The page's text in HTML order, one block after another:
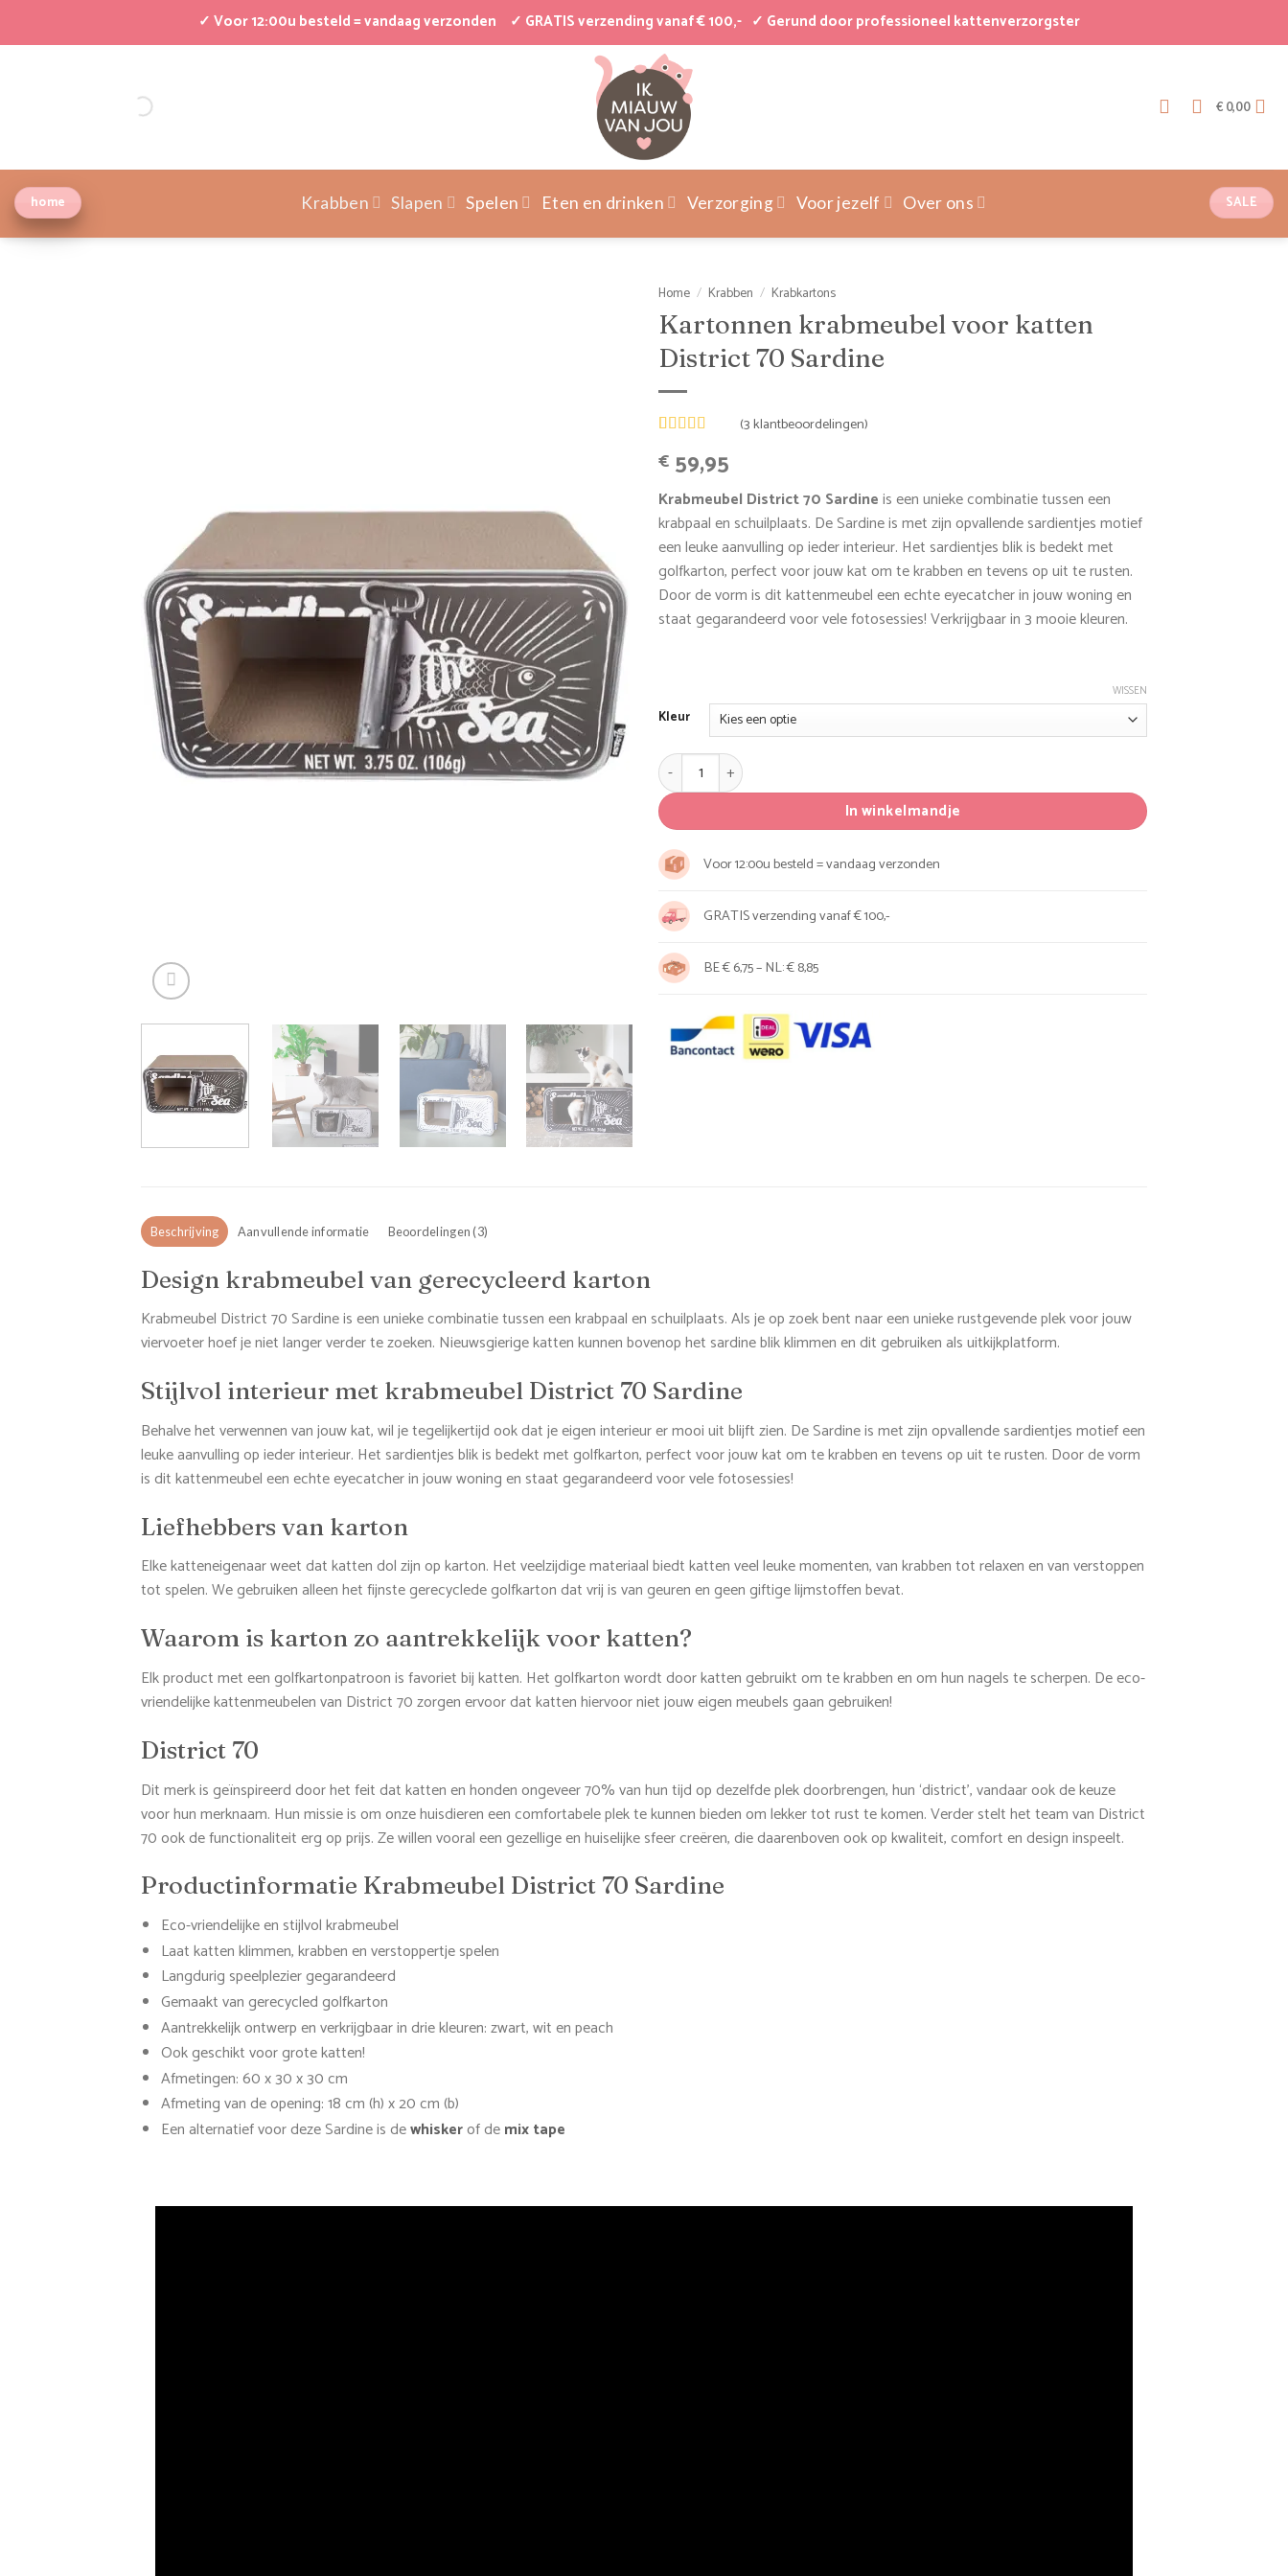
✓ Voor 12:00u besteld = vandaag verzonden ✓ GRATIS verzending vanaf € 100,- ✓ Gerund door professioneel kattenverzorgster
€ 0,00
home Krabben Slapen Spelen Eten en drinken Verzorging Voor jezelf Over ons SALE
Home / Krabben / Krabkartons
Kartonnen krabmeubel voor katten
District 70 Sardine
5op 5
gebaseerd
op
klant
waarderingen
(3klantbeoordelingen)
€ 59,95
Krabmeubel District 70 Sardineis een unieke combinatie tussen een
krabpaal en schuilplaats. De Sardine is met zijn opvallende sardientjes motief
een leuke aanvulling op ieder interieur. Het sardientjes blik is bedekt met
golfkarton, perfect voor jouw kat om te krabben en tevens op uit te rusten.
Door de vorm is dit kattenmeubel een echte eyecatcher in jouw woning en
staat gegarandeerd voor vele fotosessies! Verkrijgbaar in 3 mooie kleuren.
Kleur
WISSEN
Kartonnen krabmeubel voor katten District 70 Sardine aantal
In winkelmandje
Voor 12:00u besteld = vandaag verzonden
GRATIS verzending vanaf € 100,-
BE € 6,75 – NL: € 8,85
Beschrijving Aanvullende informatie Beoordelingen (3)
Design krabmeubel van gerecycleerd karton
Krabmeubel District 70 Sardine is een unieke combinatie tussen een krabpaal en schuilplaats. Als je op zoek bent naar een unieke rustgevende plek voor jouw
viervoeter hoef je niet langer verder te zoeken. Nieuwsgierige katten kunnen bovenop het sardine blik klimmen en dit gebruiken als uitkijkplatform.
Stijlvol interieur met krabmeubel District 70 Sardine
Behalve het verwennen van jouw kat, wil je tegelijkertijd ook dat je eigen interieur er mooi uit blijft zien. De Sardine is met zijn opvallende sardientjes motief een
leuke aanvulling op ieder interieur. Het sardientjes blik is bedekt met golfkarton, perfect voor jouw kat om te krabben en tevens op uit te rusten. Door de vorm
is dit kattenmeubel een echte eyecatcher in jouw woning en staat gegarandeerd voor vele fotosessies!
Liefhebbers van karton
Elke katteneigenaar weet dat katten dol zijn op karton. Het veelzijdige materiaal biedt katten veel leuke momenten, van krabben tot relaxen en van verstoppen
tot spelen. We gebruiken alleen het fijnste gerecyclede golfkarton dat vrij is van geuren en geen giftige lijmstoffen bevat.
Waarom is karton zo aantrekkelijk voor katten?
Elk product met een golfkartonpatroon is favoriet bij katten. Het golfkarton wordt door katten gebruikt om te krabben en om hun nagels te scherpen. De eco-
vriendelijke kattenmeubelen van District 70 zorgen ervoor dat katten hiervoor niet jouw eigen meubels gaan gebruiken!
District 70
Dit merk is geïnspireerd door het feit dat katten en honden ongeveer 70% van hun tijd op dezelfde plek doorbrengen, hun ‘district’, vandaar ook de keuze
voor hun merknaam. Hun missie is om onze huisdieren een comfortabele plek te kunnen bieden om lekker tot rust te komen. Verder stelt het team van District
70 ook de functionaliteit erg op prijs. Ze willen vooral een gezellige en huiselijke sfeer creëren, die daarenboven ook op kwaliteit, comfort en design inspeelt.
Productinformatie Krabmeubel District 70 Sardine
Eco-vriendelijke en stijlvol krabmeubel
Laat katten klimmen, krabben en verstoppertje spelen
Langdurig speelplezier gegarandeerd
Gemaakt van gerecycled golfkarton
Aantrekkelijk ontwerp en verkrijgbaar in drie kleuren: zwart, wit en peach
Ook geschikt voor grote katten!
Afmetingen: 60 x 30 x 30 cm
Afmeting van de opening: 18 cm (h) x 20 cm (b)
Een alternatief voor deze Sardine is dewhiskerof demix tape